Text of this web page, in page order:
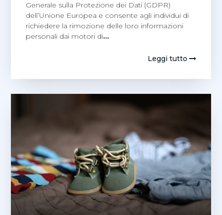
Generale sulla Protezione dei Dati (GDPR)
dell’Unione Europea e consente agli individui di
richiedere la rimozione delle loro informazioni
personali dai motori di…
Leggi tutto